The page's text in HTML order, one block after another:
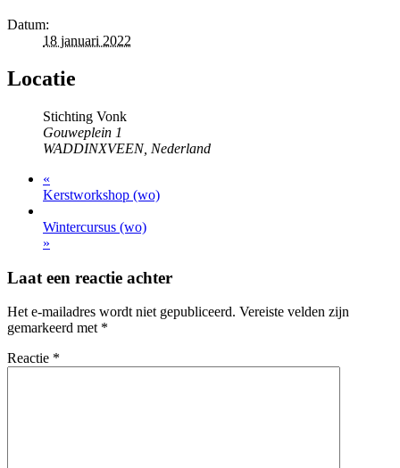
Datum:
18 januari 2022
Locatie
Stichting Vonk
Gouweplein 1
WADDINXVEEN, Nederland
«
Kerstworkshop (wo)
Wintercursus (wo)
»
Laat een reactie achter
Het e-mailadres wordt niet gepubliceerd. Vereiste velden zijn
gemarkeerd met *
Reactie *